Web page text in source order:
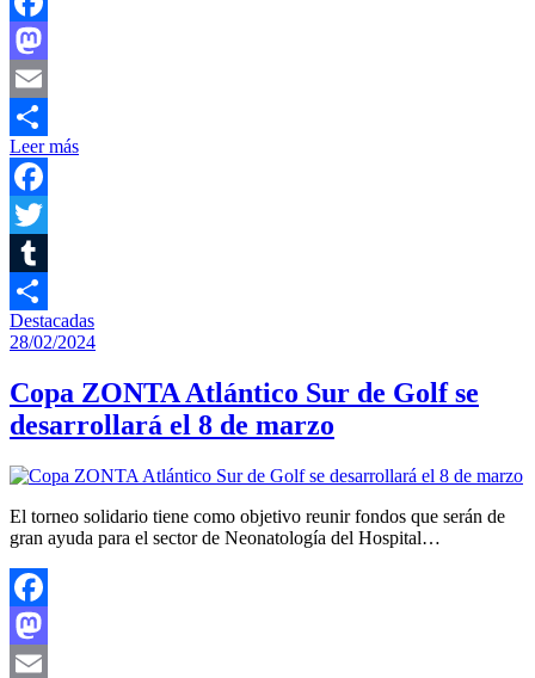
Facebook
Mastodon
Email
Compartir
Leer más
Facebook
Twitter
Tumblr
Compartir
Destacadas
28/02/2024
Copa ZONTA Atlántico Sur de Golf se
desarrollará el 8 de marzo
El torneo solidario tiene como objetivo reunir fondos que serán de
gran ayuda para el sector de Neonatología del Hospital…
Facebook
Mastodon